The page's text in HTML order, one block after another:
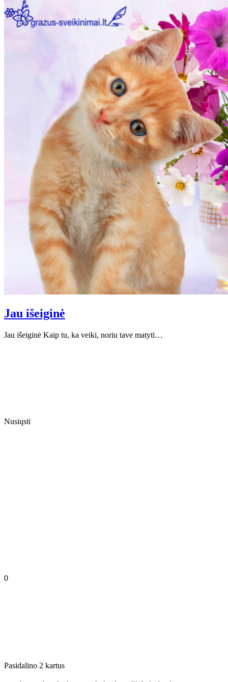
Jau išeiginė
Jau išeiginė Kaip tu, ka veiki, noriu tave matyti…
Nusiųsti
0
Pasidalino 2 kartus